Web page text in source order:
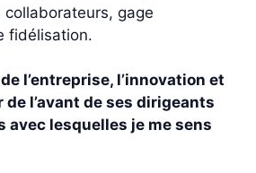
gage
fidélisation.
l’entreprise, l’innovation et
de l’avant de ses dirigeants
avec lesquelles je me sens